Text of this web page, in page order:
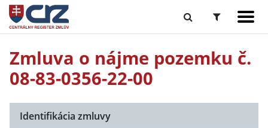
Zmluva o nájme pozemku č.
08-83-0356-22-00
Identifikácia zmluvy